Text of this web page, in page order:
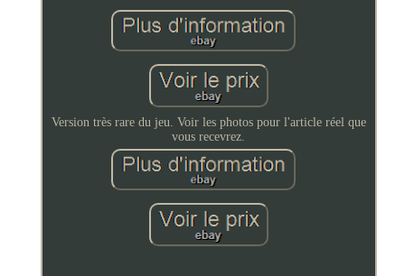
Version très rare du jeu. Voir les photos pour l'article réel que
vous recevrez.